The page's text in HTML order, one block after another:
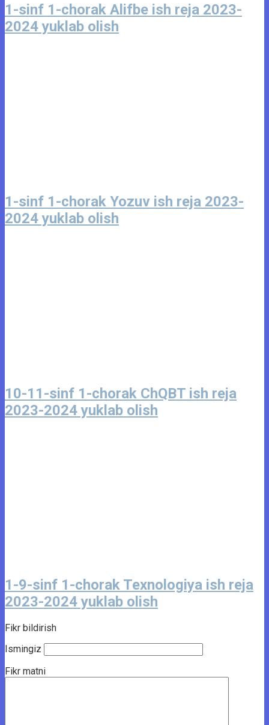
1-sinf 1-chorak Alifbe ish reja 2023-
2024 yuklab olish
1-sinf 1-chorak Yozuv ish reja 2023-
2024 yuklab olish
10-11-sinf 1-chorak ChQBT ish reja
2023-2024 yuklab olish
1-9-sinf 1-chorak Texnologiya ish reja
2023-2024 yuklab olish
Fikr bildirish
Ismingiz
Fikr matni